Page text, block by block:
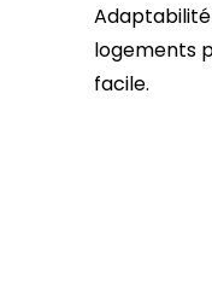
logements
facile.